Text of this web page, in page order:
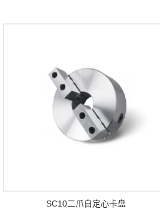
SC10二爪自定心卡盘